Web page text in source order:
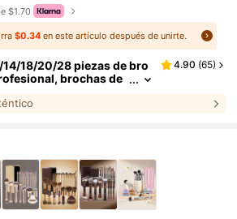
$1.70
$0.34en este artículo después de unirte.
14/18/20/28 piezas de bro
brochas de
brocha para polvo, broch
4.90 (65)